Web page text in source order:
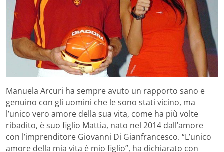
Manuela Arcuri ha sempre avuto un rapporto sano e
genuino con gli uomini che le sono stati vicino, ma
l’unico vero amore della sua vita, come ha più volte
ribadito, è suo figlio Mattia, nato nel 2014 dall’amore
con l’imprenditore Giovanni Di Gianfrancesco. “L’unico
amore della mia vita è mio figlio”, ha dichiarato con